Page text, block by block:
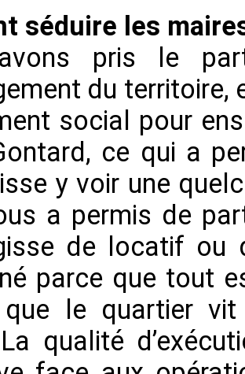
séduire les
pris le
du
social pour
ce qui a
y voir une
a permis de
de locatif
parce que tout
le quartier vit
qualité